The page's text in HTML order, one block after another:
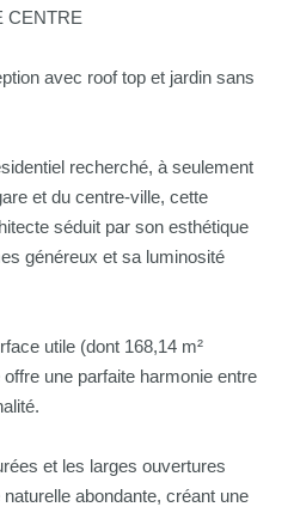
CENTRE
avec roof top et jardin sans
recherché, à seulement
et du centre-ville, cette
séduit par son esthétique
généreux et sa luminosité
utile (dont 168,14 m²
une parfaite harmonie entre
et les larges ouvertures
abondante, créant une